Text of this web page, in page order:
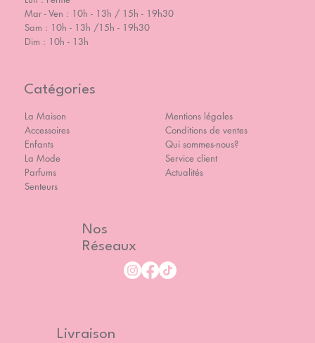
Mar - Ven : 10h - 13h / 15h - 19h30
Sam : 10h - 13h /15h - 19h30
Dim : 10h - 13h
Catégories
La Maison
Accessoires
Enfants
La Mode
Parfums
Senteurs
Mentions légales
Conditions de ventes
Qui sommes-nous?
Service client
Actualités
Nos
Réseaux
Livraison